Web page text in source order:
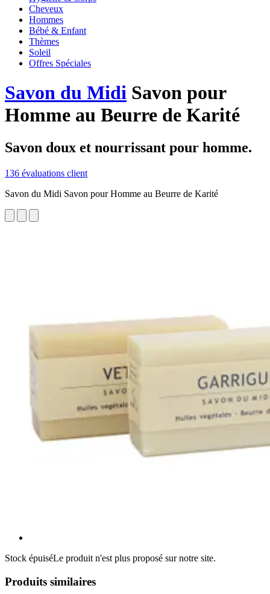
Cheveux
Hommes
Bébé & Enfant
Thèmes
Soleil
Offres Spéciales
Savon du Midi Savon pour
Homme au Beurre de Karité
Savon doux et nourrissant pour homme.
136 évaluations client
Savon du Midi Savon pour Homme au Beurre de Karité
Stock épuiséLe produit n'est plus proposé sur notre site.
Produits similaires